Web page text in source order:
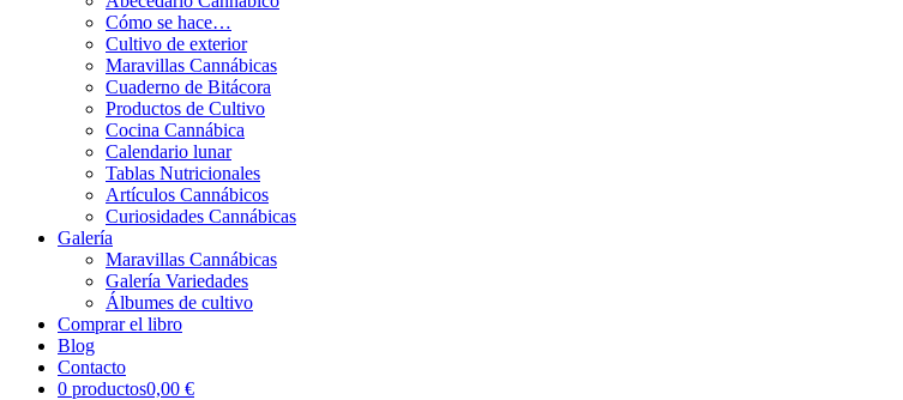
Cómo se hace…
Cultivo de exterior
Maravillas Cannábicas
Cuaderno de Bitácora
Productos de Cultivo
Cocina Cannábica
Calendario lunar
Tablas Nutricionales
Artículos Cannábicos
Curiosidades Cannábicas
Galería
Maravillas Cannábicas
Galería Variedades
Álbumes de cultivo
Comprar el libro
Blog
Contacto
0 productos0,00 €